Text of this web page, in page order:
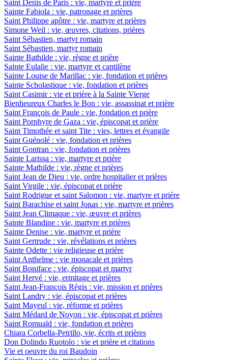
Saint Denis de Paris : vie, martyre et prière
Sainte Fabiola : vie, patronage et prières
Saint Philippe apôtre : vie, martyre et prières
Simone Weil : vie, œuvres, citations, prières
Saint Sébastien, martyr romain
Saint Sébastien, martyr romain
Sainte Bathilde : vie, règne et prière
Sainte Eulalie : vie, martyre et cantilène
Sainte Louise de Marillac : vie, fondation et prières
Sainte Scholastique : vie, fondation et prières
Saint Casimir : vie et prière à la Sainte Vierge
Bienheureux Charles le Bon : vie, assassinat et prière
Saint François de Paule : vie, fondation et prière
Saint Porphyre de Gaza : vie, épiscopat et prière
Saint Timothée et saint Tite : vies, lettres et évangile
Saint Guénolé : vie, fondation et prières
Saint Gontran : vie, fondation et prières
Sainte Larissa : vie, martyre et prière
Sainte Mathilde : vie, règne et prières
Saint Jean de Dieu : vie, ordre hospitalier et prières
Saint Virgile : vie, épiscopat et prière
Saint Rodrigue et saint Salomon : vie, martyre et prière
Saint Barachise et saint Jonas : vie, martyre et prières
Saint Jean Climaque : vie, œuvre et prières
Sainte Blandine : vie, martyre et prières
Sainte Denise : vie, martyre et prière
Saint Gertrude : vie, révélations et prières
Sainte Odette : vie religieuse et prière
Saint Anthelme : vie monacale et prières
Saint Boniface : vie, épiscopat et martyr
Saint Hervé : vie, ermitage et prières
Saint Jean-François Régis : vie, mission et prières
Saint Landry : vie, épiscopat et prières
Saint Mayeul : vie, réforme et prières
Saint Médard de Noyon : vie, épiscopat et prières
Saint Romuald : vie, fondation et prières
Chiara Corbella-Petrillo, vie, écrits et prières
Don Dolindo Ruotolo : vie et prière et citations
Vie et oeuvre du roi Baudoin